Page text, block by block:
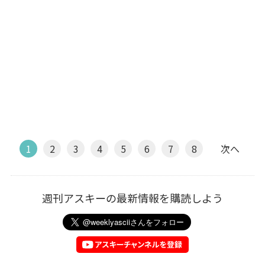
1 2 3 4 5 6 7 8 次へ
週刊アスキーの最新情報を購読しよう